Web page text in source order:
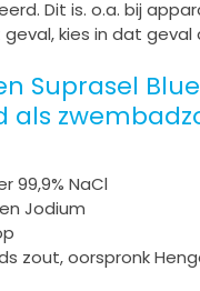
Dit is. o.a. bij
kies in dat geval
Suprasel Blue
als
99,9% NaCl
Jodium
zout, oorspronk